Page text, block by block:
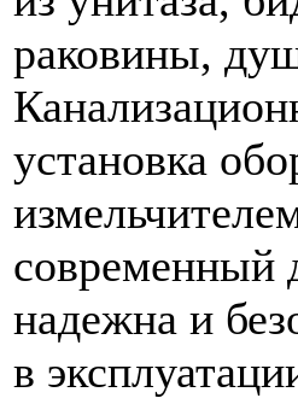
раковины,
установка
современный
надежна и
в